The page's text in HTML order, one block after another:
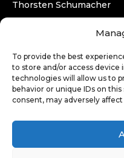
To provide the best
to store and/or access
technologies will allow us to
behavior or unique IDs on
consent, may adversely
Thorsten Schumacher
RECHTLICHES
Impressum
Datenschutzerklärung